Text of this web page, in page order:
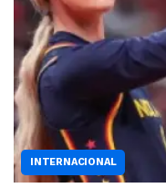
INTERNACIONAL